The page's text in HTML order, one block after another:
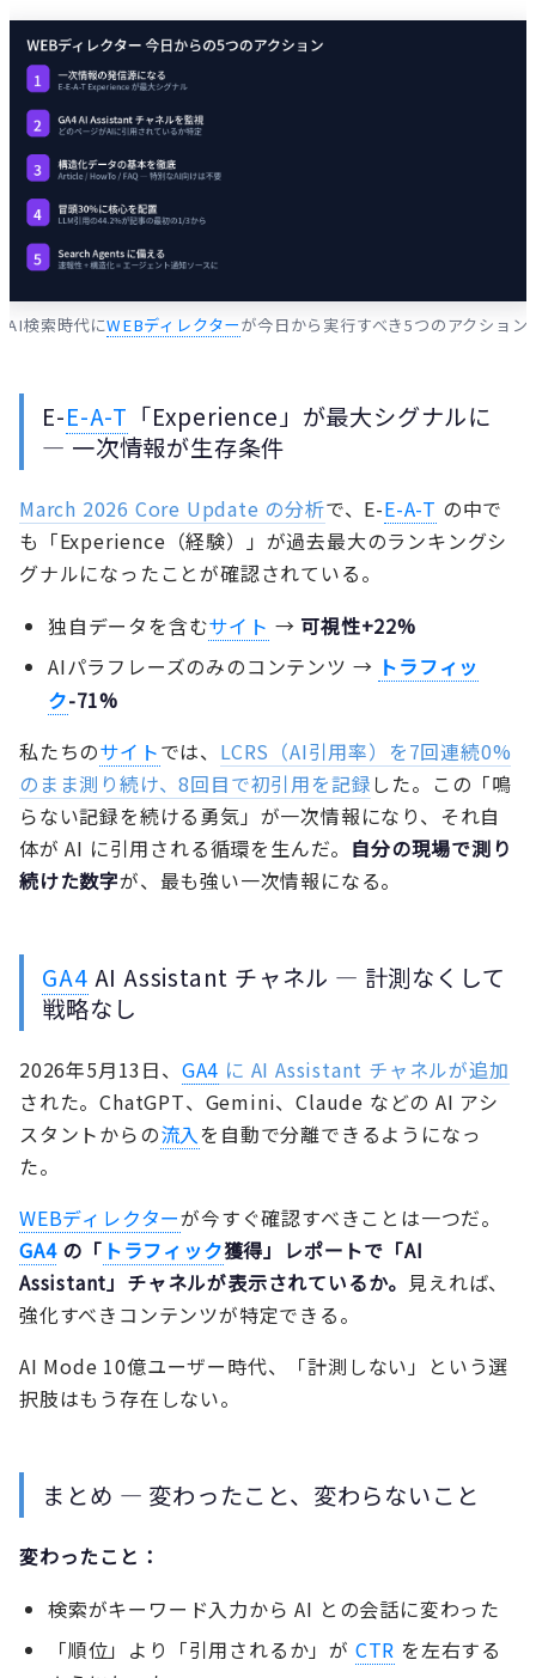
AI検索時代にWEBディレクターが今日から実行すべき5つのアクション
E-E-A-T 「Experience」が最大シグナルに
— 一次情報が生存条件
March 2026 Core Update の分析で、E-E-A-T の中で
も「Experience（経験）」が過去最大のランキングシ
グナルになったことが確認されている。
独自データを含むサイト → 可視性+22%
AIパラフレーズのみのコンテンツ → トラフィッ
ク-71%
私たちのサイトでは、 LCRS（AI引用率）を7回連続0%
のまま測り続け、8回目で初引用を記録した。この「鳴
らない記録を続ける勇気」が一次情報になり、それ自
体が AI に引用される循環を生んだ。 自分の現場で測り
続けた数字が、最も強い一次情報になる。
GA4 AI Assistant チャネル — 計測なくして
戦略なし
2026年5月13日、 GA4 に AI Assistant チャネルが追加
された。ChatGPT、Gemini、Claude などの AI アシ
スタントからの流入を自動で分離できるようになっ
た。
WEBディレクターが今すぐ確認すべきことは一つだ。
GA4の「 トラフィック獲得」レポートで「AI
Assistant」チャネルが表示されているか。 見えれば、
強化すべきコンテンツが特定できる。
AI Mode 10億ユーザー時代、「計測しない」という選
択肢はもう存在しない。
まとめ — 変わったこと、変わらないこと
変わったこと：
検索がキーワード入力から AI との会話に変わった
「順位」より「引用されるか」が CTR を左右する